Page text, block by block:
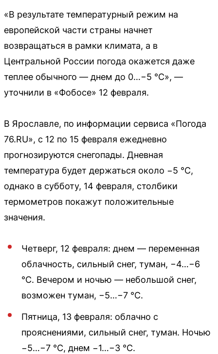
«В результате температурный режим на
европейской части страны начнет
возвращаться в рамки климата, а в
Центральной России погода окажется даже
теплее обычного — днем до 0…−5 °С», —
уточнили в «Фобосе» 12 февраля.
В Ярославле, по информации сервиса «Погода
76.RU», с 12 по 15 февраля ежедневно
прогнозируются снегопады. Дневная
температура будет держаться около −5 °С,
однако в субботу, 14 февраля, столбики
термометров покажут положительные
значения.
Четверг, 12 февраля: днем — переменная
облачность, сильный снег, туман, −4…−6
°С. Вечером и ночью — небольшой снег,
возможен туман, −5…−7 °С.
Пятница, 13 февраля: облачно с
прояснениями, сильный снег, туман. Ночью
−5…−7 °С, днем −1…−3 °С.